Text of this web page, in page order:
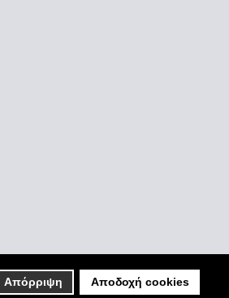
Απόρριψη Αποδοχή cookies